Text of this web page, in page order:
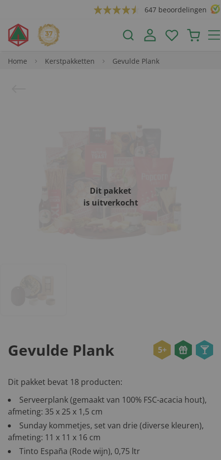
647 beoordelingen
Home Kerstpakketten Gevulde Plank
Dit pakket
is uitverkocht
Gevulde Plank 5+
Dit pakket bevat 18 producten:
Serveerplank (gemaakt van 100% FSC-acacia hout),
afmeting: 35 x 25 x 1,5 cm
Sunday kommetjes, set van drie (diverse kleuren),
afmeting: 11 x 11 x 16 cm
Tinto España (Rode wijn), 0,75 ltr